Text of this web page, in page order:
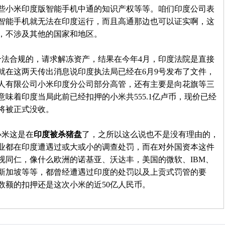
小米印度版智能手机中通的知识产权等等。咱们印度公司表
能手机就无法在印度运行，而且高通那边也可以证实啊，这
涉及其他的国家和地区。
合规的，请求解冻资产，结果在今年4月，印度法院是直接
这两天传出消息说印度执法局已经在6月9号发布了文件，
有限公司小米印度分公司部分高管，还有主要是向花旗等三
味着印度当局此前已经扣押的小米共555.1亿卢币，现价已经
被正式没收。
这是在印度被杀猪盘了，之所以这么说也不是没有理由的，
都在印度遭遇过或大或小的调查处罚，而在对外国资本这件
仁，像什么欧洲的诺基亚、沃达丰，美国的微软、IBM、
加坡等等，都曾经遭遇过印度的处罚以及上贡式罚管的要
的扣押还是这次小米的近50亿人民币。